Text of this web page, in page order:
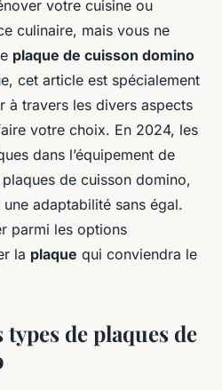
votre cuisine ou
culinaire, mais vous ne
plaque de cuisson domino
cet article est spécialement
à travers les divers aspects
votre choix. En 2024, les
dans l’équipement de
de cuisson domino,
adaptabilité sans égal.
parmi les options
la plaque qui conviendra le
de plaques de